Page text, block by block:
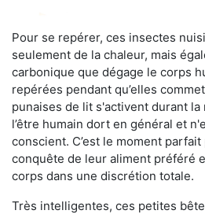
Pour se repérer, ces insectes
seulement de la chaleur, mais
carbonique que dégage le corps
repérées pendant qu’elles
punaises de lit s'activent durant la
l’être humain dort en général et
conscient. C’est le moment
conquête de leur aliment préféré
corps dans une discrétion totale.
Très intelligentes, ces petites